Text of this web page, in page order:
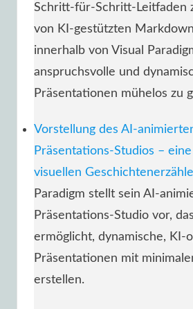
Schritt-für-Schritt-Leitfaden
von KI-gestützten
innerhalb von Visual
anspruchsvolle und
Präsentationen mühelos zu
Vorstellung des AI-
Präsentations-Studios –
visuellen
Paradigm stellt sein AI-
Präsentations-Studio vor,
ermöglicht, dynamische, KI-
Präsentationen mit
erstellen.